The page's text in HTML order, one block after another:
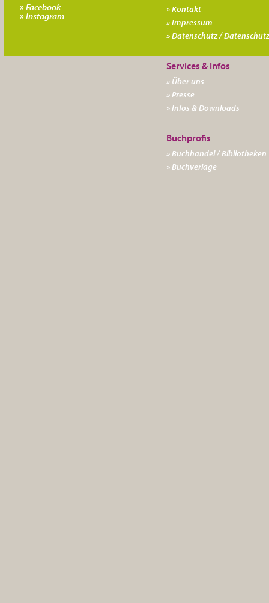
Kontakt
Impressum
Datenschutz /
Über uns
Presse
Infos & Downloads
Buchhandel / Bibliotheken
Buchverlage
Facebook
Instagram